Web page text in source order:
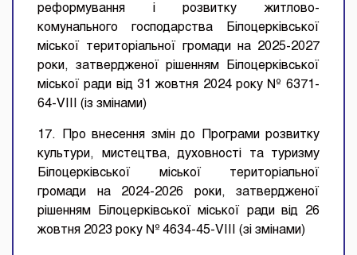
реформування і розвитку житлово-
комунального господарства Білоцерківської
міської територіальної громади на 2025-2027
роки, затвердженої рішенням Білоцерківської
міської ради від 31 жовтня 2024 року № 6371-
64-VIII (із змінами)
17. Про внесення змін до Програми розвитку
культури, мистецтва, духовності та туризму
Білоцерківської міської територіальної
громади на 2024-2026 роки, затвердженої
рішенням Білоцерківської міської ради від 26
жовтня 2023 року № 4634-45-VIII (зі змінами)